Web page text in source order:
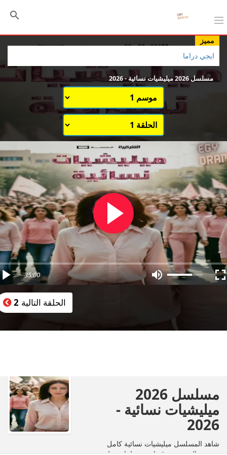
مميز
ايجي دراما
مسلسل 2026 ميليشيات نسائية - 2026
اختيار الموسم
قائمة حلقات الموسم 1
35:00
الحلقة التالية 2
مسلسل 2026
ميليشيات نسائية -
2026
شاهد المسلسل ميليشيات نسائية كامل